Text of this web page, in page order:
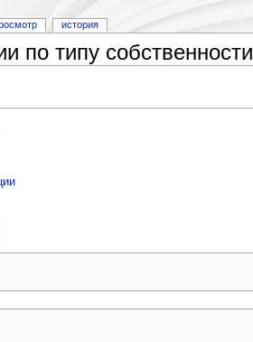
по типу собственности
история